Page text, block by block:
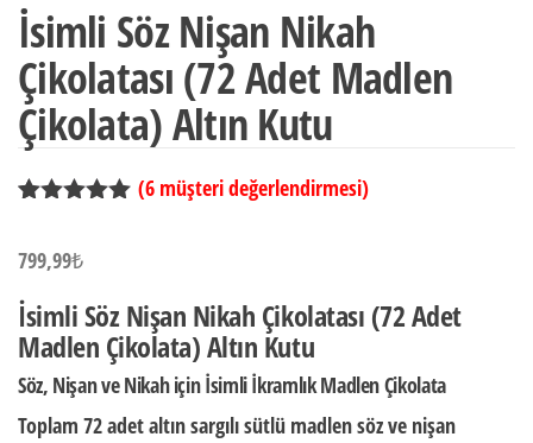
İsimli Söz Nişan Nikah
Çikolatası (72 Adet Madlen
Çikolata) Altın Kutu
dayanarak 5
5.00
puan
aldı
(6 müşteri değerlendirmesi)
799,99₺
İsimli Söz Nişan Nikah Çikolatası (72 Adet
Madlen Çikolata) Altın Kutu
Söz, Nişan ve Nikah için İsimli İkramlık Madlen Çikolata
Toplam 72 adet altın sargılı sütlü madlen söz ve nişan